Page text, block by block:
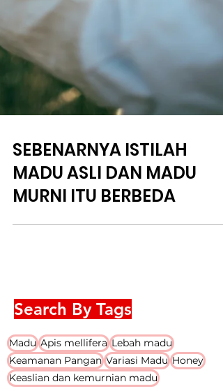
SEBENARNYA ISTILAH
MADU ASLI DAN MADU
Search By Tags